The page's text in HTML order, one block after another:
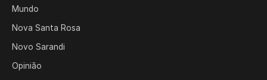
Mundo
Nova Santa Rosa
Novo Sarandi
Opinião